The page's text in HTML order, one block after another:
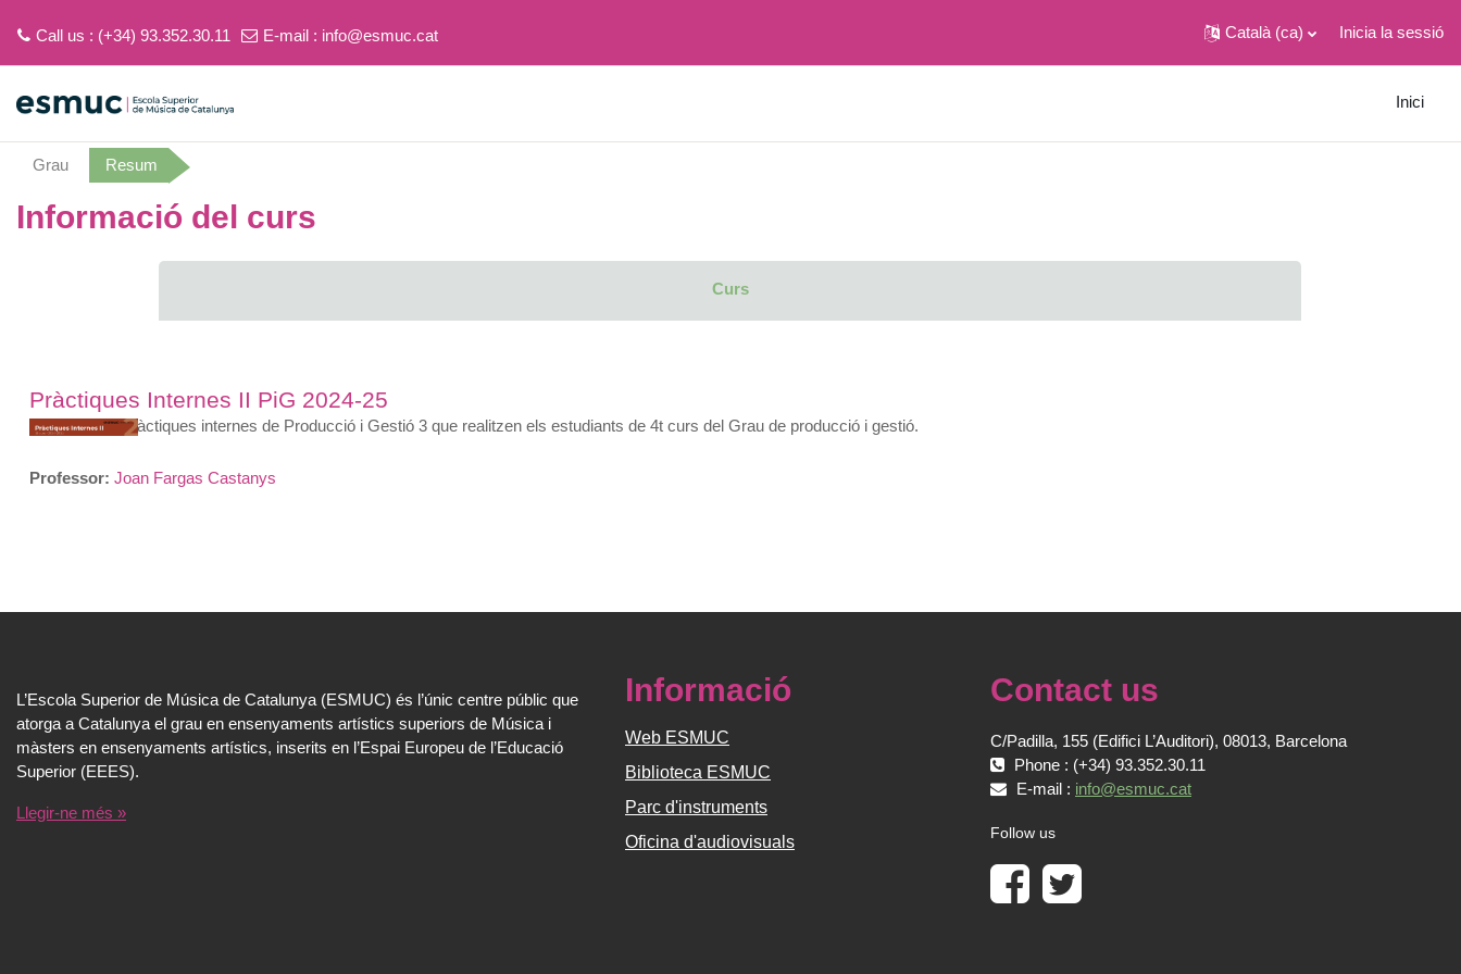
Call us : (+34) 93.352.30.11 E-mail : info@esmuc.cat Català ‎(ca)‎ Inicia la sessió
Inici
Grau Resum
Informació del curs
Curs
Pràctiques Internes II PiG 2024-25
Aulari de les Pràctiques internes de Producció i Gestió 3 que realitzen els estudiants de 4t curs del Grau de producció i gestió.
Professor: Joan Fargas Castanys
L’Escola Superior de Música de Catalunya (ESMUC) és l’únic centre públic que
atorga a Catalunya el grau en ensenyaments artístics superiors de Música i
màsters en ensenyaments artístics, inserits en l’Espai Europeu de l’Educació
Superior (EEES).
Llegir-ne més »
Informació
Web ESMUC
Biblioteca ESMUC
Parc d'instruments
Oficina d'audiovisuals
Contact us
C/Padilla, 155 (Edifici L’Auditori), 08013, Barcelona
Phone : (+34) 93.352.30.11
E-mail : info@esmuc.cat
Follow us